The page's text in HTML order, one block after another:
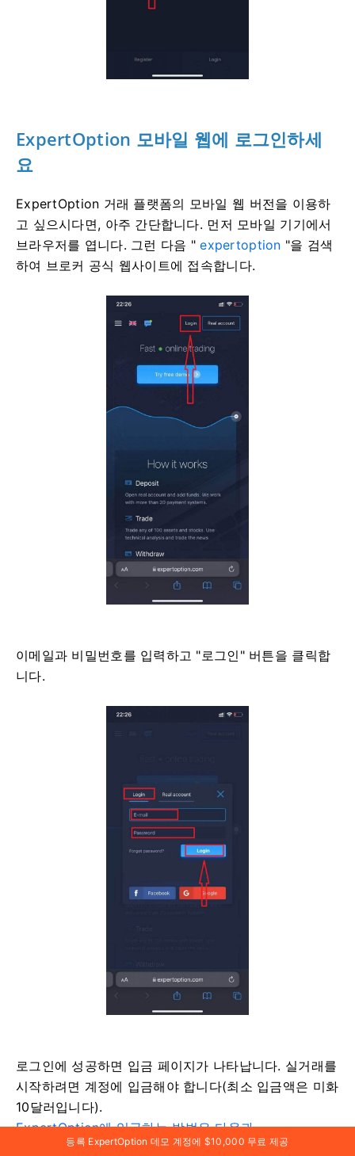
ExpertOption 모바일 웹에 로그인하세
요
ExpertOption 거래 플랫폼의 모바일 웹 버전을 이용하
고 싶으시다면, 아주 간단합니다. 먼저 모바일 기기에서
브라우저를 엽니다. 그런 다음 "expertoption "을 검색
하여 브로커 공식 웹사이트에 접속합니다.
이메일과 비밀번호를 입력하고 "로그인" 버튼을 클릭합
니다.
로그인에 성공하면 입금 페이지가 나타납니다. 실거래를
시작하려면 계정에 입금해야 합니다(최소 입금액은 미화
10달러입니다).
ExpertOption에 입금하는 방법은 다음과
등록 ExpertOption 데모 계정에 $10,000 무료 제공